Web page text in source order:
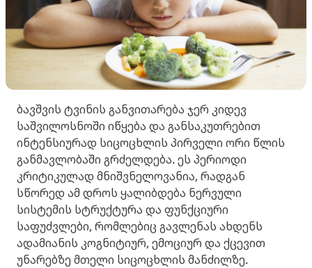
ბავშვის ტვინის განვითარება ჯერ კიდევ
საშვილოსნოში იწყება და განსაკუთრებით
ინტენსიურად სიცოცხლის პირველი ორი წლის
განმავლობაში გრძელდება. ეს პერიოდი
კრიტიკულად მნიშვნელოვანია, რადგან
სწორედ ამ დროს ყალიბდება ნერვული
სისტემის სტრუქტურა და ფუნქციური
საფუძვლები, რომლებიც გავლენას ახდენს
ადამიანის კოგნიტიურ, ემოციურ და ქცევით
უნარებზე მთელი სიცოცხლის მანძილზე.